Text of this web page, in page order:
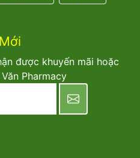
được khuyến mãi hoặc
Pharmacy